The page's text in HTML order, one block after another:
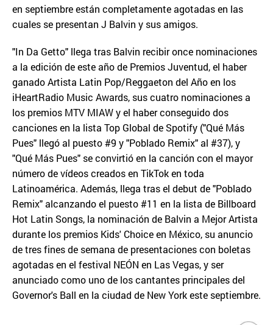
en septiembre están completamente agotadas en las
cuales se presentan J Balvin y sus amigos.
"In Da Getto" llega tras Balvin recibir once nominaciones
a la edición de este año de Premios Juventud, el haber
ganado Artista Latin Pop/Reggaeton del Año en los
iHeartRadio Music Awards, sus cuatro nominaciones a
los premios MTV MIAW y el haber conseguido dos
canciones en la lista Top Global de Spotify ("Qué Más
Pues" llegó al puesto #9 y "Poblado Remix" al #37), y
"Qué Más Pues" se convirtió en la canción con el mayor
número de vídeos creados en TikTok en toda
Latinoamérica. Además, llega tras el debut de "Poblado
Remix" alcanzando el puesto #11 en la lista de Billboard
Hot Latin Songs, la nominación de Balvin a Mejor Artista
durante los premios Kids' Choice en México, su anuncio
de tres fines de semana de presentaciones con boletas
agotadas en el festival NEÓN en Las Vegas, y ser
anunciado como uno de los cantantes principales del
Governor's Ball en la ciudad de New York este septiembre.